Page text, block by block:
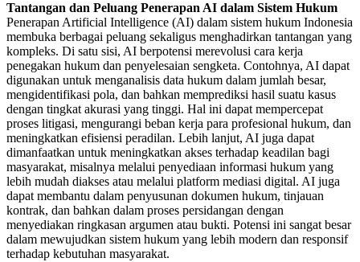
Tantangan dan Peluang Penerapan AI dalam Sistem Hukum
Penerapan Artificial Intelligence (AI) dalam sistem hukum Indonesia
membuka berbagai peluang sekaligus menghadirkan tantangan yang
kompleks. Di satu sisi, AI berpotensi merevolusi cara kerja
penegakan hukum dan penyelesaian sengketa. Contohnya, AI dapat
digunakan untuk menganalisis data hukum dalam jumlah besar,
mengidentifikasi pola, dan bahkan memprediksi hasil suatu kasus
dengan tingkat akurasi yang tinggi. Hal ini dapat mempercepat
proses litigasi, mengurangi beban kerja para profesional hukum, dan
meningkatkan efisiensi peradilan. Lebih lanjut, AI juga dapat
dimanfaatkan untuk meningkatkan akses terhadap keadilan bagi
masyarakat, misalnya melalui penyediaan informasi hukum yang
lebih mudah diakses atau melalui platform mediasi digital. AI juga
dapat membantu dalam penyusunan dokumen hukum, tinjauan
kontrak, dan bahkan dalam proses persidangan dengan
menyediakan ringkasan argumen atau bukti. Potensi ini sangat besar
dalam mewujudkan sistem hukum yang lebih modern dan responsif
terhadap kebutuhan masyarakat.